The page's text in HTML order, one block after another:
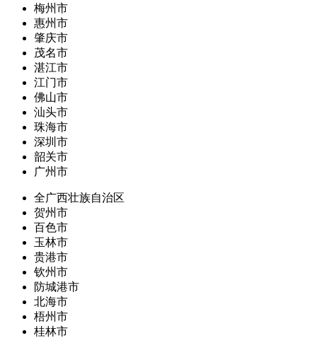
梅州市
惠州市
肇庆市
茂名市
湛江市
江门市
佛山市
汕头市
珠海市
深圳市
韶关市
广州市
全广西壮族自治区
贺州市
百色市
玉林市
贵港市
钦州市
防城港市
北海市
梧州市
桂林市